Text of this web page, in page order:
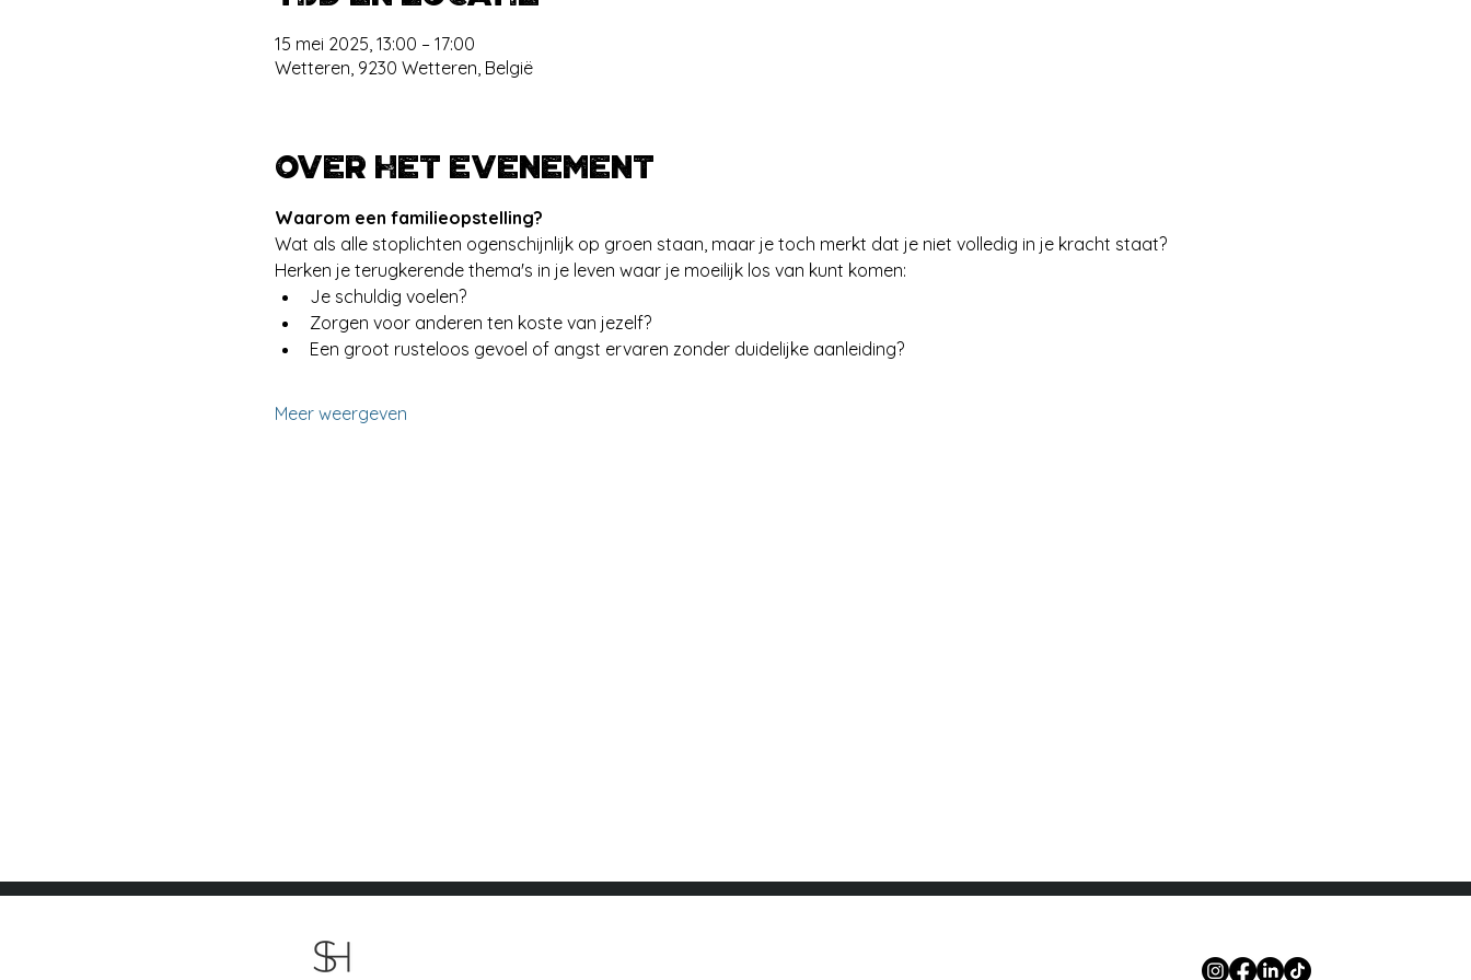
15 mei 2025, 13:00 – 17:00
Wetteren, 9230 Wetteren, België
Over het evenement
Waarom een familieopstelling?
Wat als alle stoplichten ogenschijnlijk op groen staan, maar je toch merkt dat je niet volledig in je kracht staat?
Herken je terugkerende thema's in je leven waar je moeilijk los van kunt komen:
Je schuldig voelen?
Zorgen voor anderen ten koste van jezelf?
Een groot rusteloos gevoel of angst ervaren zonder duidelijke aanleiding?
Meer weergeven